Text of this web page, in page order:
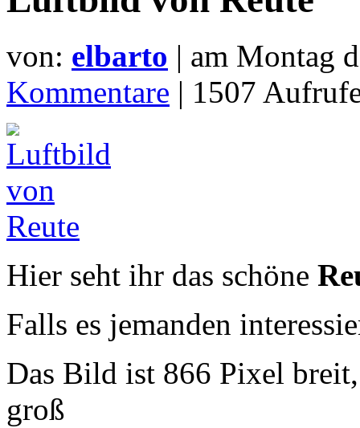
von: elbarto | am Montag
Kommentare | 1507
Hier seht ihr das schöne
Falls es jemanden
Das Bild ist 866 Pixel
groß